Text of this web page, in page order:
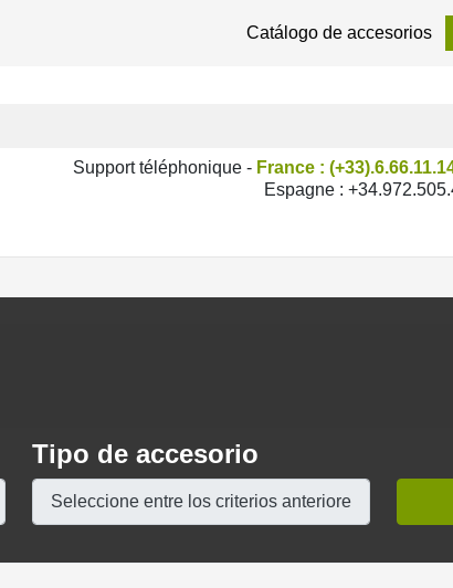
Catálogo de accesorios
Support téléphonique - France :
Espagne :
Tipo de accesorio